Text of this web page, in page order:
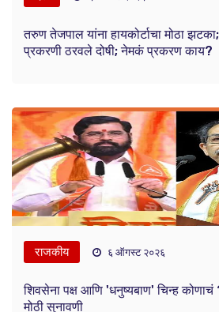
तरुण तेजपाल यांना हायकोर्टाचा मोठा
प्रकरणी ठरवले दोषी; नेमकं प्रकरण काय?
राजकीय ६ ऑगस्ट २०२६
शिवसेना पक्ष आणि 'धनुष्यबाण' चिन्ह
मोठी सुनावणी